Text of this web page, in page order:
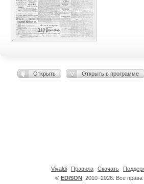
Открыть Открыть в программе
© EDISON , 2010–2026. Все
Vivaldi Правила Скачать